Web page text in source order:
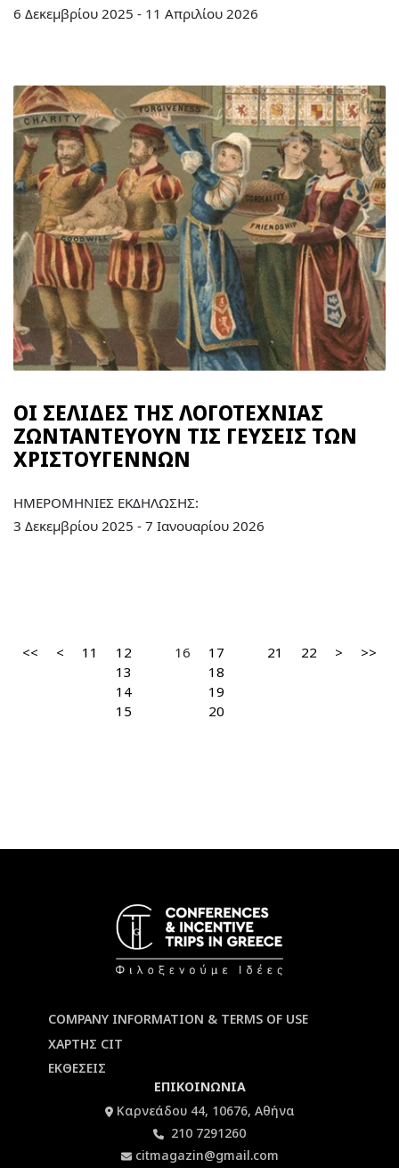
6 Δεκεμβρίου 2025 - 11 Απριλίου 2026
ΟΙ ΣΕΛΙΔΕΣ ΤΗΣ ΛΟΓΟΤΕΧΝΙΑΣ
ΖΩΝΤΑΝΤΕΥΟΥΝ ΤΙΣ ΓΕΥΣΕΙΣ ΤΩΝ
ΧΡΙΣΤΟΥΓΕΝΝΩΝ
ΗΜΕΡΟΜΗΝΙΕΣ ΕΚΔΗΛΩΣΗΣ:
3 Δεκεμβρίου 2025 - 7 Ιανουαρίου 2026
<< < 11
12
13
14
15
16
17
18
19
20
21 22 > >>
COMPANY INFORMATION & TERMS OF USE
ΧΑΡΤΗΣ CIT
ΕΚΘΕΣΕΙΣ
ΕΠΙΚΟΙΝΩΝΙΑ
Καρνεάδου 44, 10676, Αθήνα
210 7291260
citmagazin@gmail.com